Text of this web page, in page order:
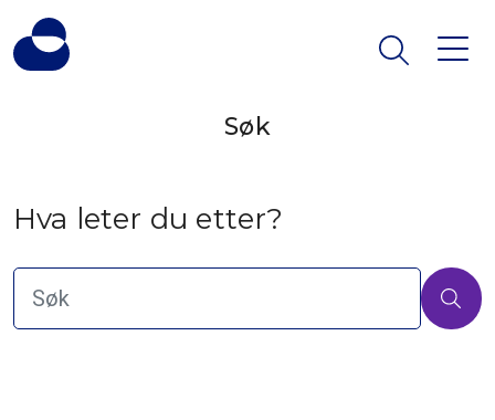
Søk
Hva leter du etter?